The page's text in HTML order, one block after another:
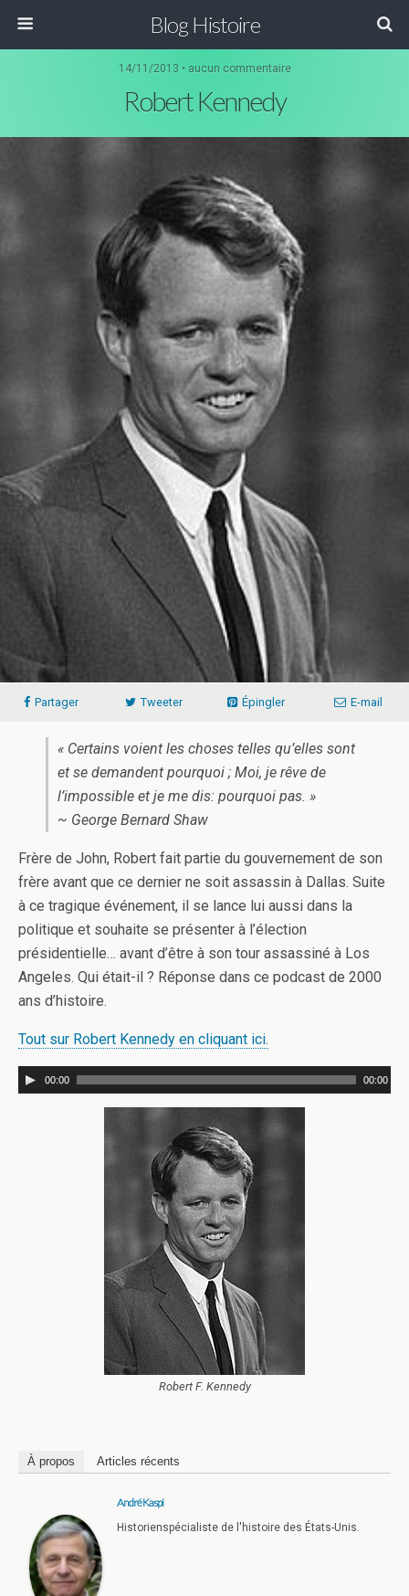
Blog Histoire
14/11/2013 • aucun commentaire
Robert Kennedy
Partager Tweeter Épingler E-mail
« Certains voient les choses telles qu’elles sont
et se demandent pourquoi ; Moi, je rêve de
l’impossible et je me dis: pourquoi pas. »
~ George Bernard Shaw
Frère de John, Robert fait partie du gouvernement de son
frère avant que ce dernier ne soit assassin à Dallas. Suite
à ce tragique événement, il se lance lui aussi dans la
politique et souhaite se présenter à l’élection
présidentielle… avant d’être à son tour assassiné à Los
Angeles. Qui était-il ? Réponse dans ce podcast de 2000
ans d’histoire.
Tout sur Robert Kennedy en cliquant ici.
00:00 00:00
Robert F. Kennedy
À propos Articles récents
André Kaspi
Historienspécialiste de l'histoire des États-Unis.